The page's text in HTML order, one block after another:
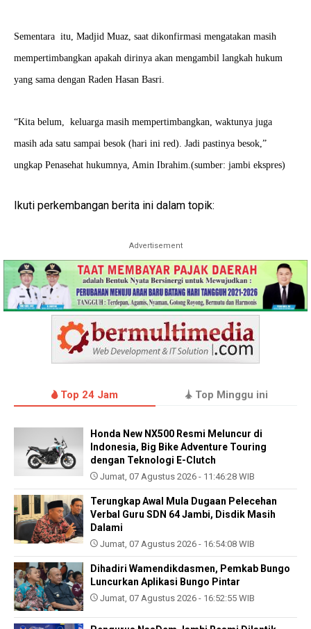
Sementara itu, Madjid Muaz, saat dikonfirmasi mengatakan masih
mempertimbangkan apakah dirinya akan mengambil langkah hukum
yang sama dengan Raden Hasan Basri.
“Kita belum, keluarga masih mempertimbangkan, waktunya juga
masih ada satu sampai besok (hari ini red). Jadi pastinya besok,”
ungkap Penasehat hukumnya, Amin Ibrahim.(sumber: jambi ekspres)
Ikuti perkembangan berita ini dalam topik:
Advertisement
Top 24 Jam Top Minggu ini
Honda New NX500 Resmi Meluncur di
Indonesia, Big Bike Adventure Touring
dengan Teknologi E-Clutch
Jumat, 07 Agustus 2026 - 11:46:28 WIB
Terungkap Awal Mula Dugaan Pelecehan
Verbal Guru SDN 64 Jambi, Disdik Masih
Dalami
Jumat, 07 Agustus 2026 - 16:54:08 WIB
Dihadiri Wamendikdasmen, Pemkab Bungo
Luncurkan Aplikasi Bungo Pintar
Jumat, 07 Agustus 2026 - 16:52:55 WIB